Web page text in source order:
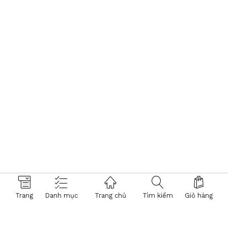
Trang Danh mục Trang chủ Tìm kiếm Giỏ hàng